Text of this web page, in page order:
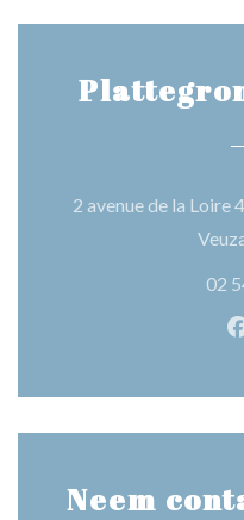
2 avenue de la Loire
02
Neem